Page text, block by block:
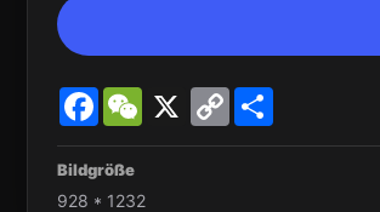
FacebookWeChat
X
Copy
Link
Bildgröße
928 * 1232